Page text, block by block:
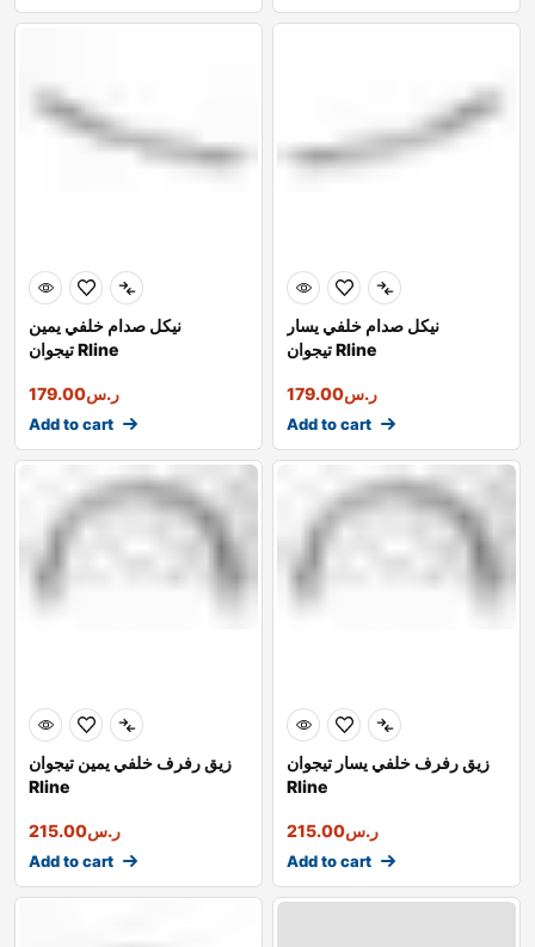
نيكل صدام خلفي يمين
تيجوان Rline
ر.س179.00
Add to cart
نيكل صدام خلفي يسار
تيجوان Rline
ر.س179.00
Add to cart
زيق رفرف خلفي يمين تيجوان
Rline
ر.س215.00
Add to cart
زيق رفرف خلفي يسار تيجوان
Rline
ر.س215.00
Add to cart